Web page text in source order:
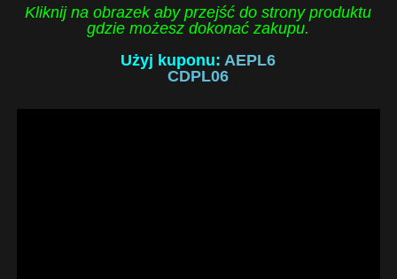
Kliknij na obrazek aby przejść do strony produktu
gdzie możesz dokonać zakupu.
Użyj kuponu: AEPL6
CDPL06